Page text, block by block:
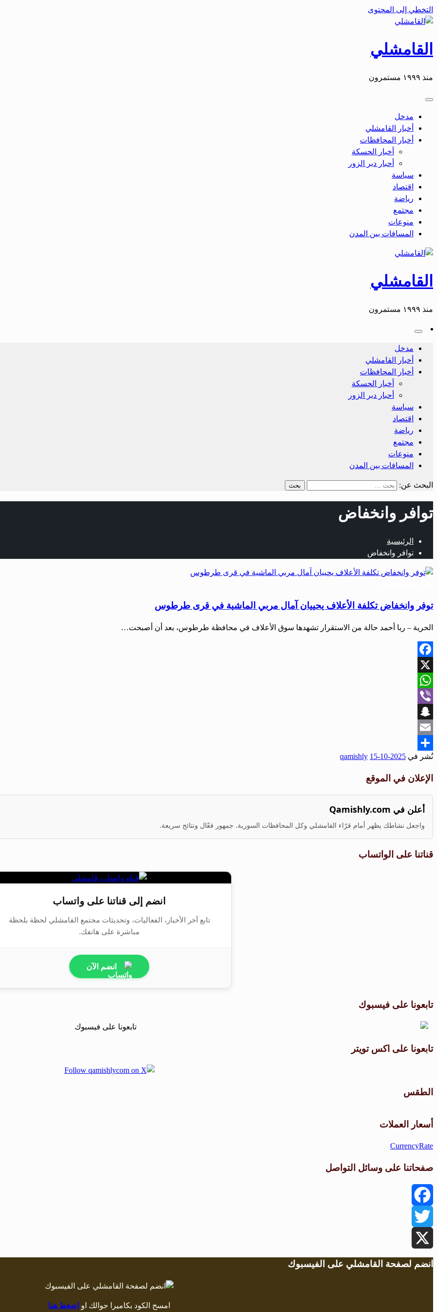
التخطي إلى المحتوى
القامشلي
منذ ١٩٩٩ مستمرون
مدخل
أخبار القامشلي
أخبار المحافظات
أخبار الحسكة
أحبار دير الزور
سياسة
اقتصاد
رياضة
مجتمع
منوعات
المسافات بين المدن
القامشلي
منذ ١٩٩٩ مستمرون
مدخل
أخبار القامشلي
أخبار المحافظات
أخبار الحسكة
أحبار دير الزور
سياسة
اقتصاد
رياضة
مجتمع
منوعات
المسافات بين المدن
البحث عن:
توافر وانخفاض
الرئيسية
توافر وانخفاض
توفر وانخفاض تكلفة الأعلاف يحييان آمال مربي الماشية في قرى طرطوس
الحرية – ربا أحمد حالة من الاستقرار تشهدها سوق الأعلاف في محافظة طرطوس، بعد أن أصبحت…
Facebook
X
WhatsApp
Viber
Snapchat
Email
Share
نُشر في 2025-10-15
qamishly
الإعلان في الموقع
أعلن في Qamishly.com
واجعل نشاطك يظهر أمام قرّاء القامشلي وكل المحافظات السورية. جمهور فعّال ونتائج سريعة.
قناتنا على الواتساب
انضم إلى قناتنا على واتساب
تابع آخر الأخبار، الفعاليات، وتحديثات مجتمع القامشلي لحظة بلحظة
مباشرة على هاتفك.
انضم الآن
تابعونا على فيسبوك
تابعونا على اكس تويتر
الطقس
أسعار العملات
CurrencyRate
صفحاتنا على وسائل التواصل
Facebook
Twitter
X
انضم لصفحة القامشلي على الفيسبوك
امسح الكود بكاميرا جوالك او اضغط هنا